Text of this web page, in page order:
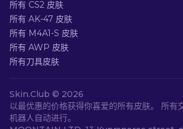
所有 CS2 皮肤
所有 AK-47 皮肤
所有 M4A1-S 皮肤
所有 AWP 皮肤
所有刀具皮肤
Skin.Club © 2026
以最优惠的价格获得你喜爱的所有皮肤。 所
机器人自动进行。